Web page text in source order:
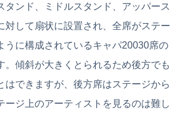
タンド、ミドルスタンド、アッパース
対して扇状に設置され、全席がステー
うに構成されているキャパ20030席の
。傾斜が大きくとられるため後方でも
はできますが、後方席はステージから
ージ上のアーティストを見るのは難し